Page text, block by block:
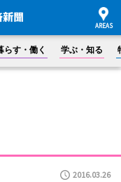
らす・働く 学ぶ・知る
2016.03.26